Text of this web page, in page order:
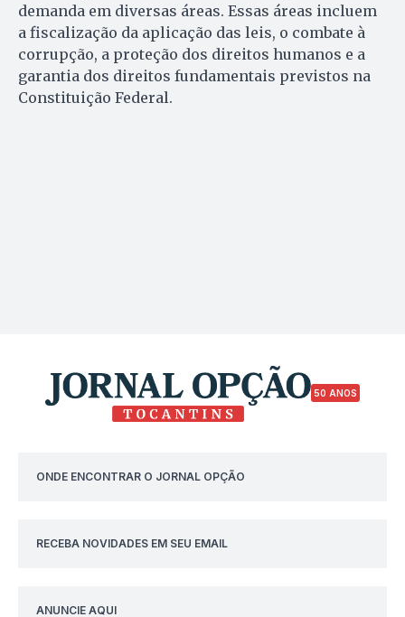
demanda em diversas áreas. Essas áreas incluem
a fiscalização da aplicação das leis, o combate à
corrupção, a proteção dos direitos humanos e a
garantia dos direitos fundamentais previstos na
Constituição Federal.
50 ANOS
ONDE ENCONTRAR O JORNAL OPÇÃO
RECEBA NOVIDADES EM SEU EMAIL
ANUNCIE AQUI